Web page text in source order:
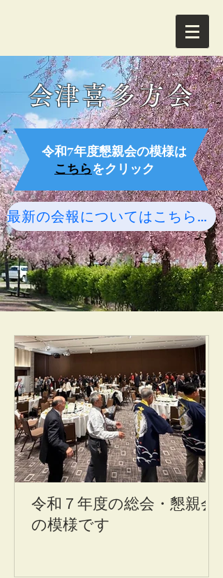
​会津喜多方会
令和7年度懇親会の模様は
こちらをクリック
最新の会報についてはこちらをクリック！
令和７年度の総会・懇親会
の模様です